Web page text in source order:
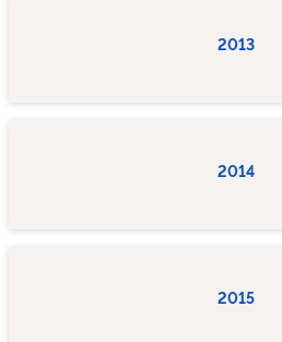
2013
2014
2015